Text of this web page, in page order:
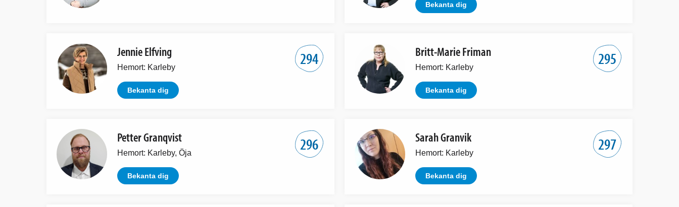
Bekanta dig
294
Jennie Elfving
Hemort: Karleby
Bekanta dig
295
Britt-Marie Friman
Hemort: Karleby
Bekanta dig
296
Petter Granqvist
Hemort: Karleby, Öja
Bekanta dig
297
Sarah Granvik
Hemort: Karleby
Bekanta dig